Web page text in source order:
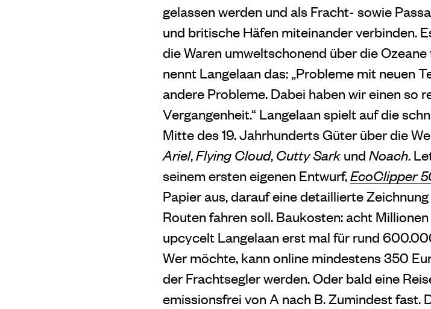
gelassen werden und als Fracht- sowie
und britische Häfen miteinander verbinden.
die Waren umweltschonend über die
nennt Langelaan das: „Probleme mit neuen
andere Probleme. Dabei haben wir einen so
Vergangenheit.“ Langelaan spielt auf die
Mitte des 19. Jahrhunderts Güter über die
Ariel,Flying Cloud, Cutty Sarkund Noach.
seinem ersten eigenen Entwurf,EcoClipper
Papier aus, darauf eine detaillierte
Routen fahren soll. Baukosten: acht
upcycelt Langelaan erst mal für rund
Wer möchte, kann online mindestens 350
der Frachtsegler werden. Oder bald eine
emissionsfrei von A nach B. Zumindest fast.